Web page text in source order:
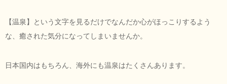
【温泉】という文字を見るだけでなんだか心がほっこりするよう
な、癒された気分になってしまいませんか。
日本国内はもちろん、海外にも温泉はたくさんあります。